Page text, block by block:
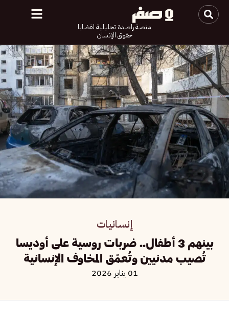
منصة راصدة تحليلية لقضايا
حقوق الإنسان
إنسانيات
بينهم 3 أطفال.. ضربات روسية على أوديسا
تُصيب مدنيين وتُعمّق المخاوف الإنسانية
01 يناير 2026